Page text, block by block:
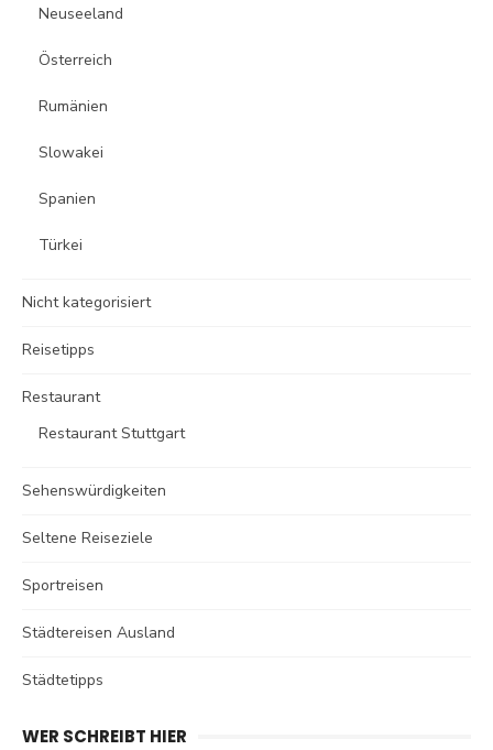
Neuseeland
Österreich
Rumänien
Slowakei
Spanien
Türkei
Nicht kategorisiert
Reisetipps
Restaurant
Restaurant Stuttgart
Sehenswürdigkeiten
Seltene Reiseziele
Sportreisen
Städtereisen Ausland
Städtetipps
WER SCHREIBT HIER